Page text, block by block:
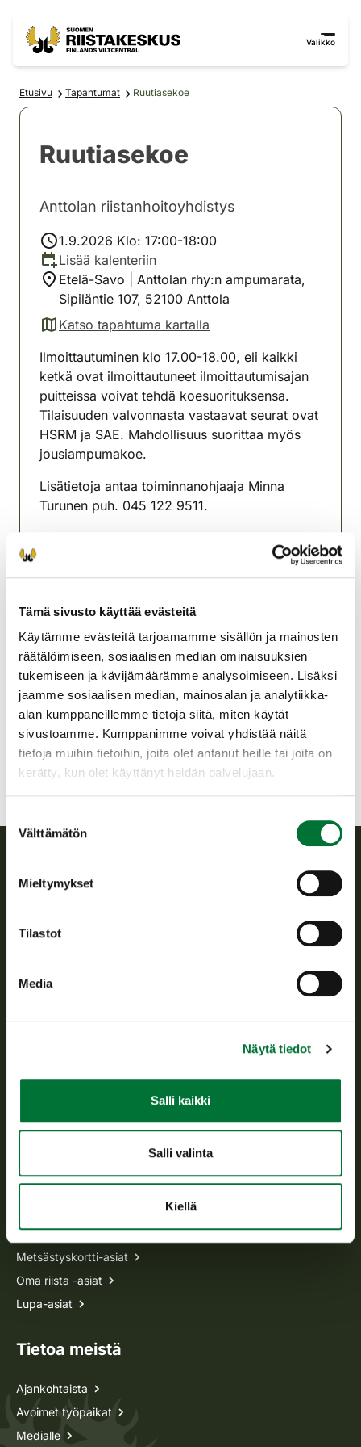
Tämä sivusto käyttää evästeitä
Käytämme evästeitä tarjoamamme sisällön ja mainosten
räätälöimiseen, sosiaalisen median ominaisuuksien
tukemiseen ja kävijämäärämme analysoimiseen. Lisäksi
jaamme sosiaalisen median, mainosalan ja analytiikka-
alan kumppaneillemme tietoja siitä, miten käytät
sivustoamme. Kumppanimme voivat yhdistää näitä
tietoja muihin tietoihin, joita olet antanut heille tai joita on
kerätty, kun olet käyttänyt heidän palvelujaan.
valinta
Välttämätön
Mieltymykset
Tilastot
Media
Näytä tiedot
Salli kaikki
Salli valinta
Kiellä
Valikko
Etusivu Tapahtumat Ruutiasekoe
Ruutiasekoe
Anttolan riistanhoitoyhdistys
1.9.2026 Klo: 17:00-18:00
Lisää kalenteriin
Etelä-Savo | Anttolan rhy:n ampumarata,
Sipiläntie 107, 52100 Anttola
Katso tapahtuma kartalla
(avautuu uuteen välilehteen)
Ilmoittautuminen klo 17.00-18.00, eli kaikki
ketkä ovat ilmoittautuneet ilmoittautumisajan
puitteissa voivat tehdä koesuorituksensa.
Tilaisuuden valvonnasta vastaavat seurat ovat
HSRM ja SAE. Mahdollisuus suorittaa myös
jousiampumakoe.
Lisätietoja antaa toiminnanohjaaja Minna
Turunen puh. 045 122 9511.
tai sähköinenmaksu oma.riistan kautta.
riistanhoitomaksu (metsästyskortti),
Anttolan riistanhoitoyhdistys
Etelä-Savo
anttola@rhy.riista.fi
Suomen riistakeskus
Suomen riistakeskus edistää kestävää riistataloutta, tukee
riistanhoitoyhdistysten toimintaa ja huolehtii riistapolitiikan
Avoinna arkipäivisin klo 9-15.
asiakaspalvelu@riista.fi
Usein kysytyt kysymykset
Metsästyskortti-asiat
Oma riista -asiat
Lupa-asiat
Tietoa meistä
Ajankohtaista
Avoimet työpaikat
Medialle